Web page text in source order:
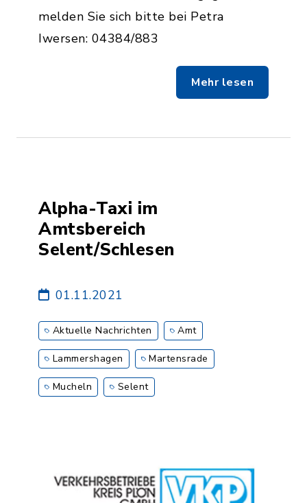
melden Sie sich bitte bei Petra
Iwersen: 04384/883
Mehr lesen
Alpha-Taxi im
Amtsbereich
Selent/Schlesen
01.11.2021
Aktuelle Nachrichten Amt
Lammershagen Martensrade
Mucheln Selent